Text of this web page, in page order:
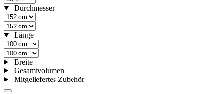
Durchmesser
Länge
Breite
Gesamtvolumen
Mitgeliefertes Zubehör